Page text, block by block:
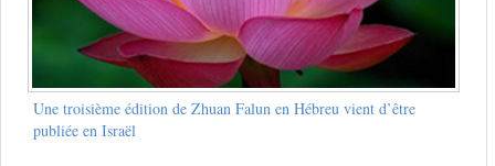
Une troisième édition de Zhuan Falun en Hébreu vient d’être
publiée en Israël